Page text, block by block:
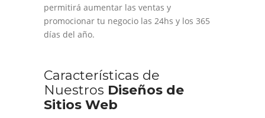
permitirá aumentar las ventas y
promocionar tu negocio las 24hs y los 365
días del año.
Características de
Nuestros Diseños de
Sitios Web